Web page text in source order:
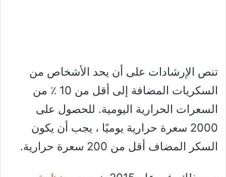
تنص الإرشادات على أن يحد الأشخاص من
السكريات المضافة إلى أقل من 10 ٪ من
السعرات الحرارية اليومية. للحصول على
2000 سعرة حرارية يوميًا ، يجب أن يكون
السكر المضاف أقل من 200 سعرة حرارية.